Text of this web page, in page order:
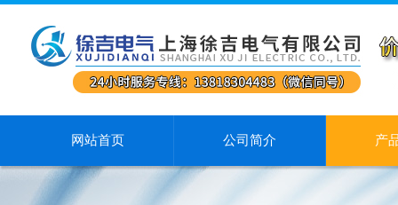
网站首页 公司简介 产